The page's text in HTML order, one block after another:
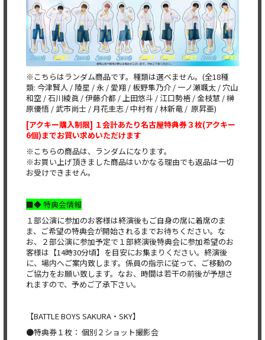
※こちらはランダム商品です。種類は選べません。(全18種
類: 今津賢人 / 陵星 / 永 / 愛翔 / 板野隼乃介 / 一ノ瀬颯太 / 穴山
和空 / 石川綾眞 / 伊藤介都 / 上田悠斗 / 江口勢梧 / 金枝慧 / 榊
原優悟 / 武市尚士 / 月花圭志 / 中村有 / 林新竜 / 原昇亜)
[アクキー購入制限] １会計あたり名古屋特典券３枚(アクキー
6個)までお買い求めいただけます
※こちらの商品は、ランダムになります。
※お買い上げ頂きました商品はいかなる理由でも返品は一切
お受けできません。
■◆ 特典会情報
１部公演に参加のお客様は終演後もご自身の席に着席のま
ま、ご希望の特典会が開始されるまでお待ちください。な
お、２部公演に参加予定で１部終演後特典会に参加希望のお
客様は【14時30分頃】を目安にお集まりください。終演後
に、場内へご案内致します。係員の指示に従って、ご移動の
ご協力をお願い致します。なお、時間は若干の前後が予想さ
れますので、予めご了承下さい。
【BATTLE BOYS SAKURA・SKY】
●特典券１枚： 個別２ショット撮影会